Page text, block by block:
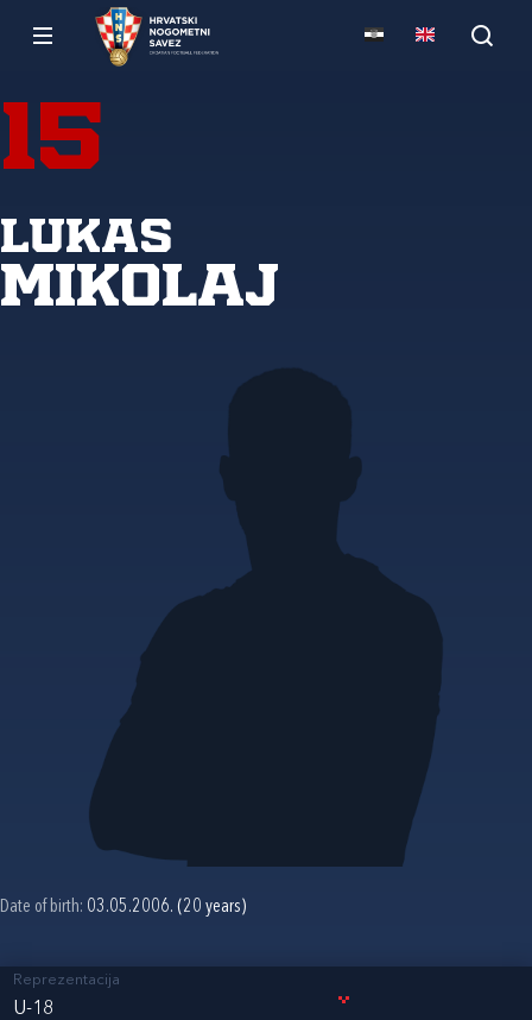
15
Lukas
Mikolaj
Date of birth: 03.05.2006. (20 years)
Reprezentacija
U-18